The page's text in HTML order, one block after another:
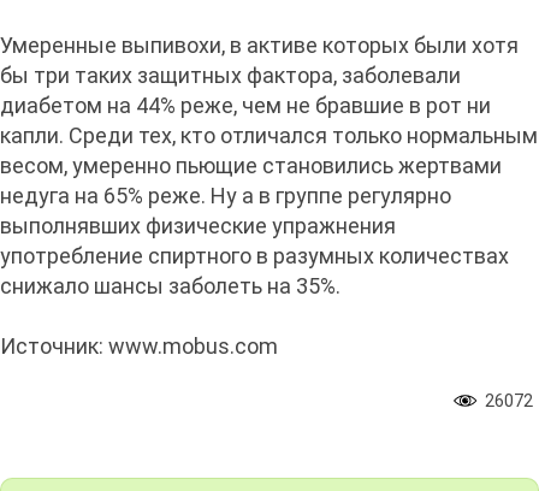
Умеренные выпивохи, в активе которых были хотя
бы три таких защитных фактора, заболевали
диабетом на 44% реже, чем не бравшие в рот ни
капли. Среди тех, кто отличался только нормальным
весом, умеренно пьющие становились жертвами
недуга на 65% реже. Ну а в группе регулярно
выполнявших физические упражнения
употребление спиртного в разумных количествах
снижало шансы заболеть на 35%.
Источник: www.mobus.com
26072